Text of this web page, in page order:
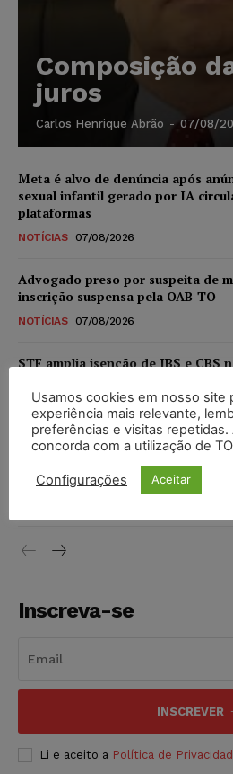
Composição
juros
Carlos Henrique Abrão - 07/08/
Meta é alvo de denúncia após
sexual infantil gerado por IA
plataformas
NOTÍCIAS 07/08/2026
Advogado preso por suspeita de
inscrição suspensa pela OAB-TO
NOTÍCIAS 07/08/2026
STF amplia isenção de IBS e CBS
níveis
DIREITO TRIBUTÁRIO 07/08/2026
Justiça do Trabalho mantém justa
vendia canetas emagrecedoras no
Inscreva-se
INSCREVER
Li e aceito a Política de
Usamos cookies em nosso site
experiência mais relevante,
preferências e visitas repetidas.
concorda com a utilização de
Configurações Aceitar